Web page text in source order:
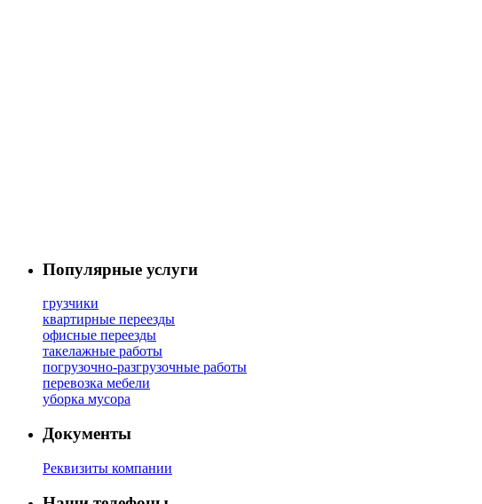
Популярные услуги
грузчики
квартирные переезды
офисные переезды
такелажные работы
погрузочно-разгрузочные работы
перевозка мебели
уборка мусора
Документы
Реквизиты компании